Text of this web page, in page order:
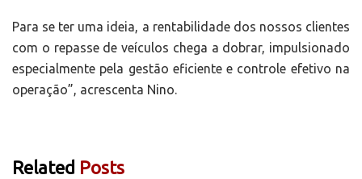
Para se ter uma ideia, a rentabilidade dos nossos clientes
com o repasse de veículos chega a dobrar, impulsionado
especialmente pela gestão eficiente e controle efetivo na
operação”, acrescenta Nino.
Related Posts